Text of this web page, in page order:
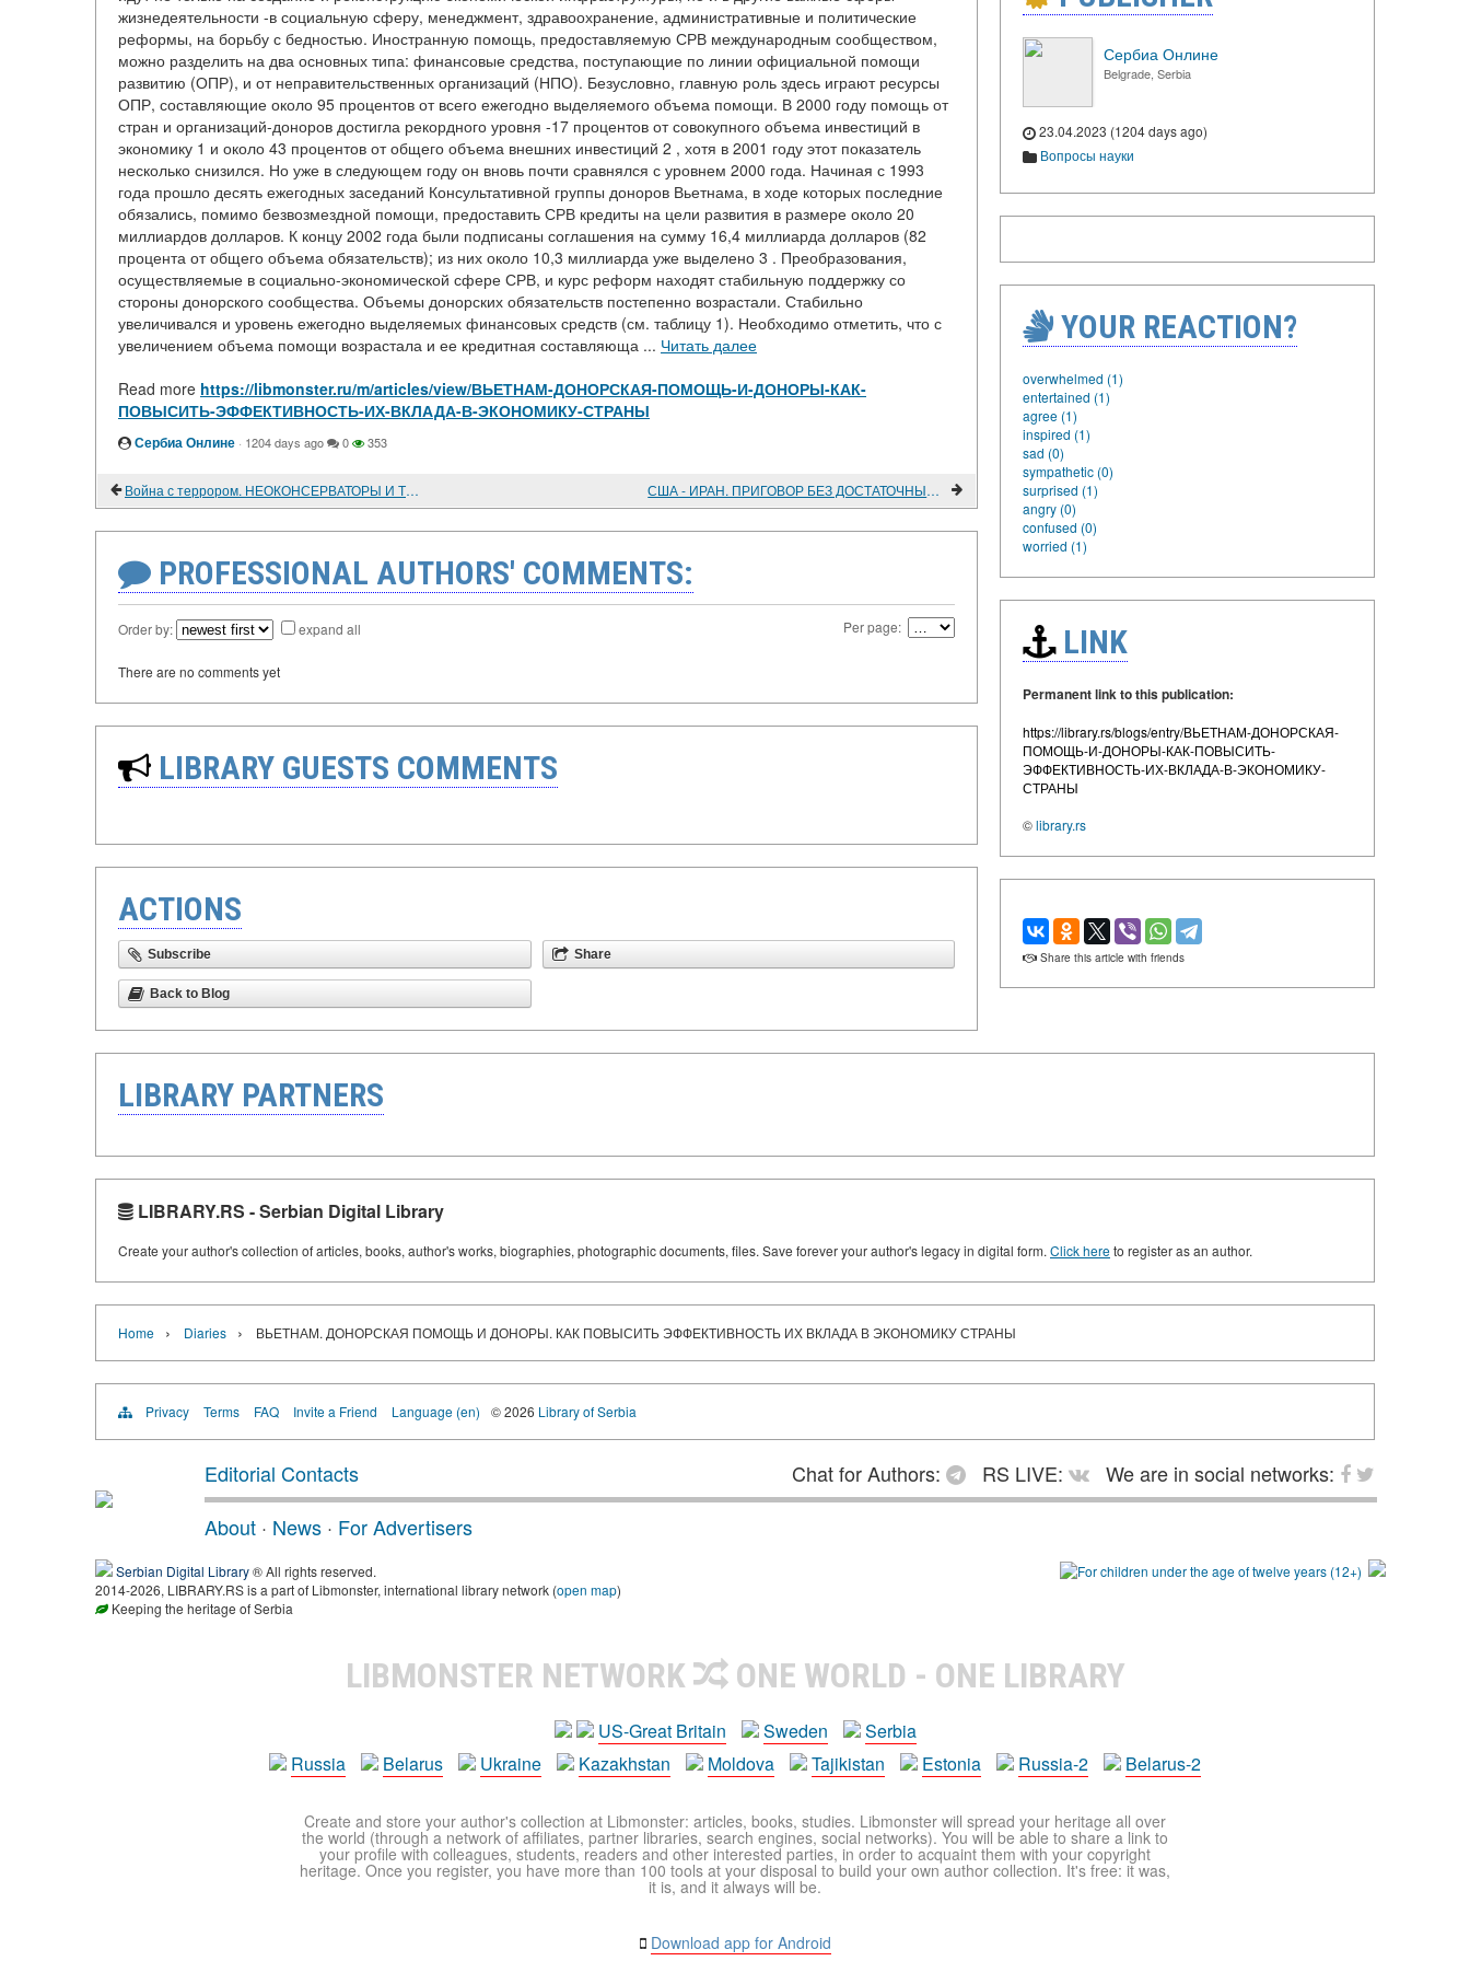
жизнедеятельности -в социальную сферу, менеджмент, здравоохранение, административные и политические
реформы, на борьбу с бедностью. Иностранную помощь, предоставляемую СРВ международным сообществом,
можно разделить на два основных типа: финансовые средства, поступающие по линии официальной помощи
развитию (ОПР), и от неправительственных организаций (НПО). Безусловно, главную роль здесь играют ресурсы
ОПР, составляющие около 95 процентов от всего ежегодно выделяемого объема помощи. В 2000 году помощь от
стран и организаций-доноров достигла рекордного уровня -17 процентов от совокупного объема инвестиций в
экономику 1 и около 43 процентов от общего объема внешних инвестиций 2 , хотя в 2001 году этот показатель
несколько снизился. Но уже в следующем году он вновь почти сравнялся с уровнем 2000 года. Начиная с 1993
года прошло десять ежегодных заседаний Консультативной группы доноров Вьетнама, в ходе которых последние
обязались, помимо безвозмездной помощи, предоставить СРВ кредиты на цели развития в размере около 20
миллиардов долларов. К концу 2002 года были подписаны соглашения на сумму 16,4 миллиарда долларов (82
процента от общего объема обязательств); из них около 10,3 миллиарда уже выделено 3 . Преобразования,
осуществляемые в социально-экономической сфере СРВ, и курс реформ находят стабильную поддержку со
стороны донорского сообщества. Объемы донорских обязательств постепенно возрастали. Стабильно
увеличивался и уровень ежегодно выделяемых финансовых средств (см. таблицу 1). Необходимо отметить, что с
увеличением объема помощи возрастала и ее кредитная составляюща ... Читать далее
Read more https://libmonster.ru/m/articles/view/ВЬЕТНАМ-ДОНОРСКАЯ-ПОМОЩЬ-И-ДОНОРЫ-КАК-
ПОВЫСИТЬ-ЭФФЕКТИВНОСТЬ-ИХ-ВКЛАДА-В-ЭКОНОМИКУ-СТРАНЫ
Сербиа Онлине · 1204 days ago 0 353
Война с террором. НЕОКОНСЕРВАТОРЫ И ТЕРРОРИСТЫ США - ИРАН. ПРИГОВОР БЕЗ ДОСТАТОЧНЫХ УЛИК
PROFESSIONAL AUTHORS' COMMENTS:
Order by: expand all Per page:
There are no comments yet
LIBRARY GUESTS COMMENTS
ACTIONS
Subscribe Share
Back to Blog
Сербиа Онлине
Belgrade, Serbia
23.04.2023 (1204 days ago)
Вопросы науки
YOUR REACTION?
overwhelmed (1)
entertained (1)
agree (1)
inspired (1)
sad (0)
sympathetic (0)
surprised (1)
angry (0)
confused (0)
worried (1)
LINK
Permanent link to this publication:
https://library.rs/blogs/entry/ВЬЕТНАМ-ДОНОРСКАЯ-
ПОМОЩЬ-И-ДОНОРЫ-КАК-ПОВЫСИТЬ-
ЭФФЕКТИВНОСТЬ-ИХ-ВКЛАДА-В-ЭКОНОМИКУ-
СТРАНЫ
©library.rs
Share this article with friends
LIBRARY PARTNERS
LIBRARY.RS - Serbian Digital Library
Create your author's collection of articles, books, author's works, biographies, photographic documents, files. Save forever your author's legacy in digital form. Click hereto register as an author.
Home › Diaries › ВЬЕТНАМ. ДОНОРСКАЯ ПОМОЩЬ И ДОНОРЫ. КАК ПОВЫСИТЬ ЭФФЕКТИВНОСТЬ ИХ ВКЛАДА В ЭКОНОМИКУ СТРАНЫ
Privacy Terms FAQ Invite a Friend Language (en) © 2026 Library of Serbia
Editorial Contacts Chat for Authors: RS LIVE:
We are in social networks:
About · News · For Advertisers
Serbian Digital Library® All rights reserved.
2014-2026, LIBRARY.RS is a part of Libmonster, international library network (open map)
Keeping the heritage of Serbia
LIBMONSTER NETWORK ONE WORLD - ONE LIBRARY
US-Great Britain Sweden
Serbia
Russia
Belarus Ukraine Kazakhstan Moldova Tajikistan Estonia Russia-2 Belarus-2
Create and store your author's collection at Libmonster: articles, books, studies. Libmonster will spread your heritage all over
the world (through a network of affiliates, partner libraries, search engines, social networks). You will be able to share a link to
your profile with colleagues, students, readers and other interested parties, in order to acquaint them with your copyright
heritage. Once you register, you have more than 100 tools at your disposal to build your own author collection. It's free: it was,
it is, and it always will be.
Download app for Android